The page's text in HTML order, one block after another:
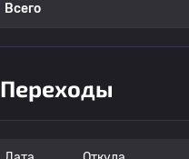
Всего
Переходы